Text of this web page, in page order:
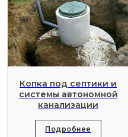
Копка под септики и
системы автономной
канализации
Подробнее